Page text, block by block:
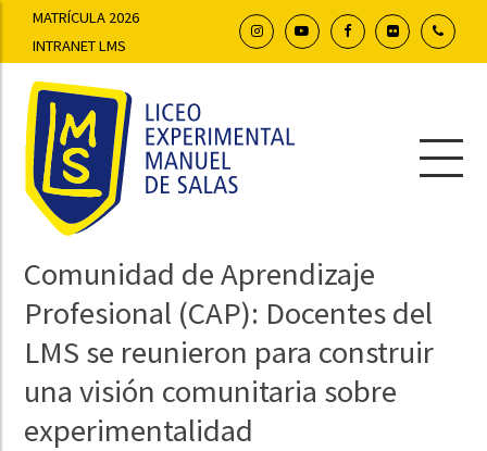
MATRÍCULA 2026
INTRANET LMS
Comunidad de Aprendizaje
Profesional (CAP): Docentes del
LMS se reunieron para construir
una visión comunitaria sobre
experimentalidad